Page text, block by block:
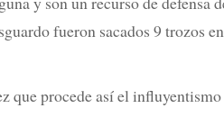
fueron sacados 9 trozos
que procede así el